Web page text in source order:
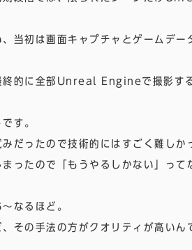
当初は画面キャプチャとゲームデ
終的に全部Unreal Engineで撮影す
す。
だったので技術的にはすごく難し
ったので「もうやるしかない」って
なるほど。
その手法の方がクオリティが高いん